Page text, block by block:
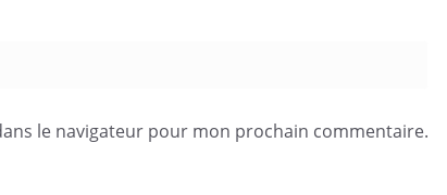
le navigateur pour mon prochain commentaire.